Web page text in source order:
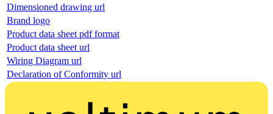
Dimensioned drawing url
Brand logo
Product data sheet pdf format
Product data sheet url
Wiring Diagram url
Declaration of Conformity url